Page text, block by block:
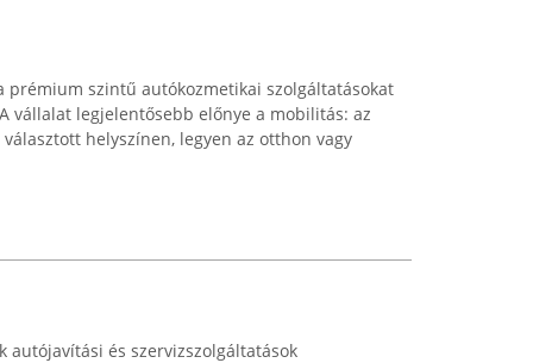
prémium szintű autókozmetikai szolgáltatásokat
vállalat legjelentősebb előnye a mobilitás: az
helyszínen, legyen az otthon vagy
autójavítási és szervizszolgáltatások